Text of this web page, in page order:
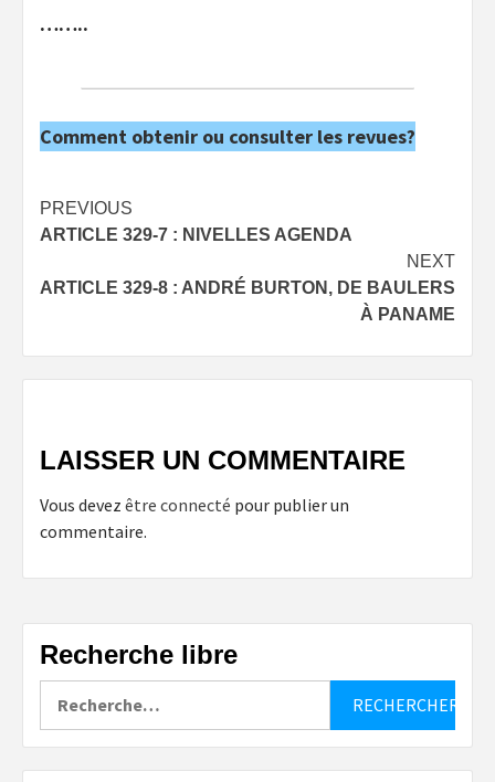
……..
Comment obtenir ou consulter les revues?
Post
navigation
PREVIOUS
ARTICLE 329-7 : NIVELLES AGENDA
NEXT
ARTICLE 329-8 : ANDRÉ BURTON, DE BAULERS
À PANAME
LAISSER UN COMMENTAIRE
Vous devez être connecté pour publier un
commentaire.
Recherche libre